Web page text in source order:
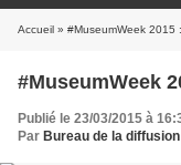
Accueil » #MuseumWeek 2015
#MuseumWeek
Publié le 23/03/2015 à
Par Bureau de la